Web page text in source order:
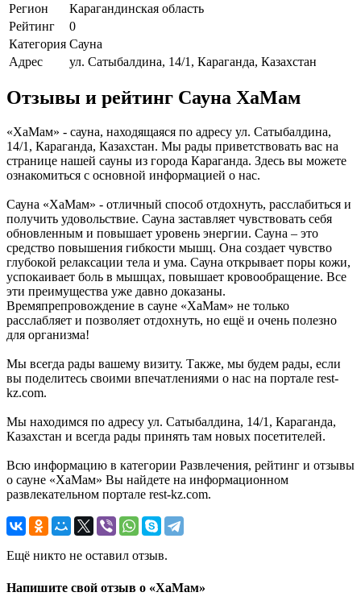
Регион
Карагандинская область
Рейтинг
0
Категория Сауна
Адрес
ул. Сатыбалдина, 14/1, Караганда, Казахстан
Отзывы и рейтинг Сауна ХаМам
«ХаМам» - сауна, находящаяся по адресу ул. Сатыбалдина,
14/1, Караганда, Казахстан. Мы рады приветствовать вас на
странице нашей сауны из города Караганда. Здесь вы можете
ознакомиться с основной информацией о нас.
Сауна «ХаМам» - отличный способ отдохнуть, расслабиться и
получить удовольствие. Сауна заставляет чувствовать себя
обновленным и повышает уровень энергии. Сауна – это
средство повышения гибкости мышц. Она создает чувство
глубокой релаксации тела и ума. Сауна открывает поры кожи,
успокаивает боль в мышцах, повышает кровообращение. Все
эти преимущества уже давно доказаны.
Времяпрепровождение в сауне «ХаМам» не только
расслабляет и позволяет отдохнуть, но ещё и очень полезно
для организма!
Мы всегда рады вашему визиту. Также, мы будем рады, если
вы поделитесь своими впечатлениями о нас на портале rest-
kz.com.
Мы находимся по адресу ул. Сатыбалдина, 14/1, Караганда,
Казахстан и всегда рады принять там новых посетителей.
Всю информацию в категории Развлечения, рейтинг и отзывы
о сауне «ХаМам» Вы найдете на информационном
развлекательном портале rest-kz.com.
Ещё никто не оставил отзыв.
Напишите свой отзыв о «ХаМам»